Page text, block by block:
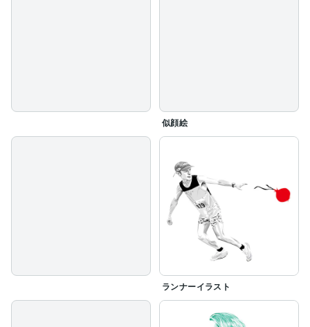
似顔絵
ランナーイラスト